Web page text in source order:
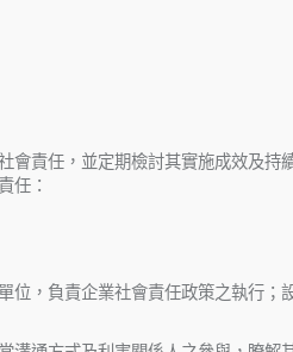
會責任，並定期檢討其實施成效及持
任：
位，負責企業社會責任政策之執行；